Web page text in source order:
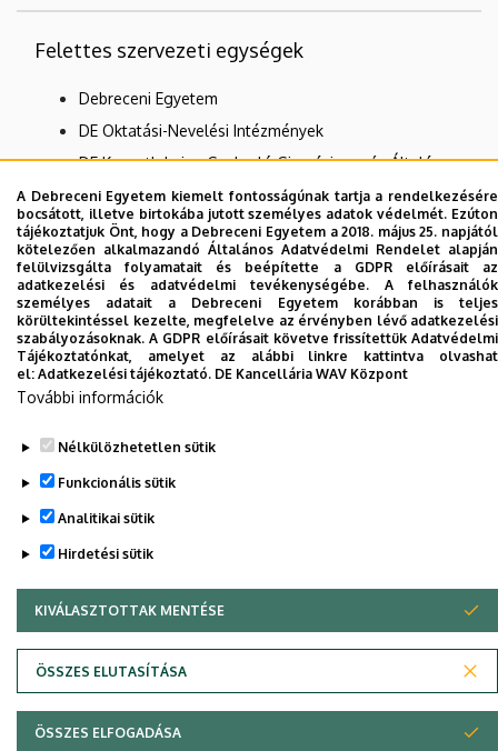
Felettes szervezeti egységek
Debreceni Egyetem
DE Oktatási-Nevelési Intézmények
DE Kossuth Lajos Gyakorló Gimnáziuma és Általános
Törölt-DE Kossuth Lajos Gyakorló Gimnáziuma és
Általános Iskolája
Nincs találat.
Dolgozói adatmódosítás igénylése a DE
telefonkönyvében
Adatvédelem
Adatvédelem
Szerzői jog © 2026 Unideb
A Debreceni Egyetem kiemelt fontosságúnak tartja a rendelkezésére
bocsátott, illetve birtokába jutott személyes adatok védelmét. Ezúton
tájékoztatjuk Önt, hogy a Debreceni Egyetem a 2018. május 25. napjától
kötelezően alkalmazandó Általános Adatvédelmi Rendelet alapján
felülvizsgálta folyamatait és beépítette a GDPR előírásait az
adatkezelési és adatvédelmi tevékenységébe. A felhasználók
személyes adatait a Debreceni Egyetem korábban is teljes
körültekintéssel kezelte, megfelelve az érvényben lévő adatkezelési
szabályozásoknak. A GDPR előírásait követve frissítettük Adatvédelmi
Tájékoztatónkat, amelyet az alábbi linkre kattintva olvashat
el: Adatkezelési tájékoztató. DE Kancellária WAV Központ
További információk
Nélkülözhetetlen sütik
Funkcionális sütik
Analitikai sütik
Hirdetési sütik
KIVÁLASZTOTTAK MENTÉSE
ÖSSZES ELUTASÍTÁSA
WITHDRAW CONSENT
ÖSSZES ELFOGADÁSA